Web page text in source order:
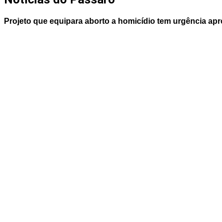
Projeto que equipara aborto a homicídio tem urgência